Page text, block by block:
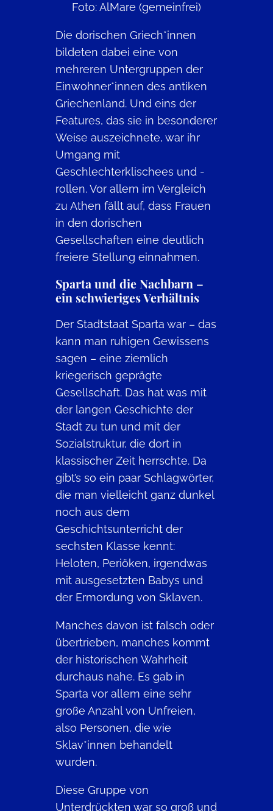
Foto: AlMare (gemeinfrei)
Die dorischen Griech*innen
bildeten dabei eine von
mehreren Untergruppen der
Einwohner*innen des antiken
Griechenland. Und eins der
Features, das sie in besonderer
Weise auszeichnete, war ihr
Umgang mit
Geschlechterklischees und -
rollen. Vor allem im Vergleich
zu Athen fällt auf, dass Frauen
in den dorischen
Gesellschaften eine deutlich
freiere Stellung einnahmen.
Sparta und die Nachbarn –
ein schwieriges Verhältnis
Der Stadtstaat Sparta war – das
kann man ruhigen Gewissens
sagen – eine ziemlich
kriegerisch geprägte
Gesellschaft. Das hat was mit
der langen Geschichte der
Stadt zu tun und mit der
Sozialstruktur, die dort in
klassischer Zeit herrschte. Da
gibt’s so ein paar Schlagwörter,
die man vielleicht ganz dunkel
noch aus dem
Geschichtsunterricht der
sechsten Klasse kennt:
Heloten, Periöken, irgendwas
mit ausgesetzten Babys und
der Ermordung von Sklaven.
Manches davon ist falsch oder
übertrieben, manches kommt
der historischen Wahrheit
durchaus nahe. Es gab in
Sparta vor allem eine sehr
große Anzahl von Unfreien,
also Personen, die wie
Sklav*innen behandelt
wurden.
Diese Gruppe von
Unterdrückten war so groß und